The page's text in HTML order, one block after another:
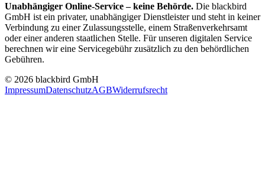
Unabhängiger Online-Service – keine Behörde. Die blackbird
GmbH ist ein privater, unabhängiger Dienstleister und steht in keiner
Verbindung zu einer Zulassungsstelle, einem Straßenverkehrsamt
oder einer anderen staatlichen Stelle. Für unseren digitalen Service
berechnen wir eine Servicegebühr zusätzlich zu den behördlichen
Gebühren.
© 2026 blackbird GmbH
ImpressumDatenschutzAGBWiderrufsrecht